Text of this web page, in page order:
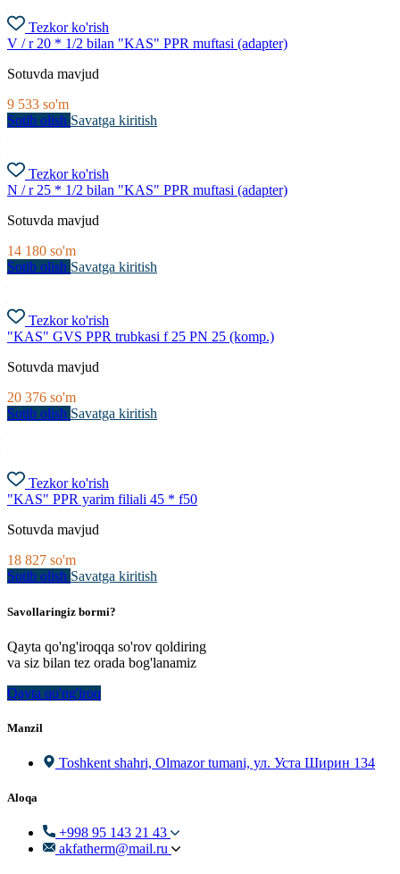
Tezkor ko'rish
V / r 20 * 1/2 bilan "KAS" PPR muftasi (adapter)
Sotuvda mavjud
9 533 so'm
Sotib olish Savatga kiritish
Tezkor ko'rish
N / r 25 * 1/2 bilan "KAS" PPR muftasi (adapter)
Sotuvda mavjud
14 180 so'm
Sotib olish Savatga kiritish
Tezkor ko'rish
"KAS" GVS PPR trubkasi f 25 PN 25 (komp.)
Sotuvda mavjud
20 376 so'm
Sotib olish Savatga kiritish
Tezkor ko'rish
"KAS" PPR yarim filiali 45 * f50
Sotuvda mavjud
18 827 so'm
Sotib olish Savatga kiritish
Savollaringiz bormi?
Qayta qo'ng'iroqqa so'rov qoldiring
va siz bilan tez orada bog'lanamiz
Qayta qo'ng'iroq
Manzil
Toshkent shahri, Olmazor tumani, ул. Уста Ширин 134
Aloqa
+998 95 143 21 43
akfatherm@mail.ru